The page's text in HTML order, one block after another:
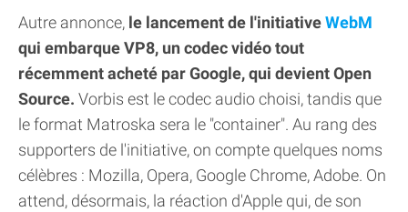
Autre annonce, le lancement de l'initiativeWebM
qui embarque VP8, un codec vidéo tout
récemment acheté par Google, qui devient Open
Source. Vorbis est le codec audio choisi, tandis que
le format Matroska sera le "container". Au rang des
supporters de l'initiative, on compte quelques noms
célèbres : Mozilla, Opera, Google Chrome, Adobe. On
attend, désormais, la réaction d'Apple qui, de son